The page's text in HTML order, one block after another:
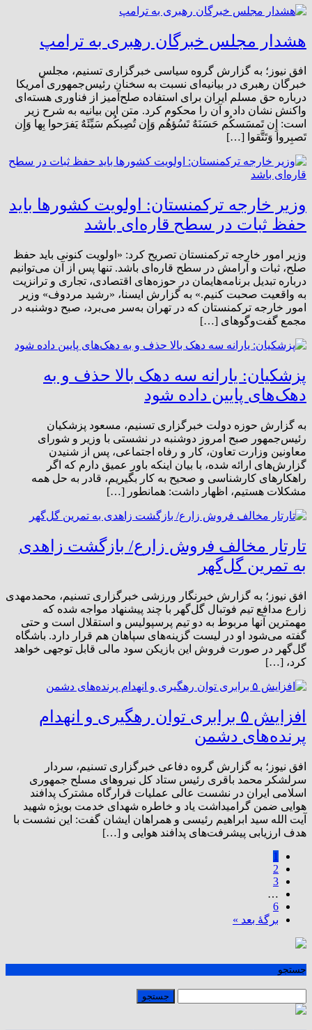
هشدار مجلس خبرگان رهبری به ترامپ
افق نیوز؛ به گزارش گروه سیاسی خبرگزاری تسنیم، مجلس
خبرگان رهبری در بیانیه‌ای نسبت به سخنان رئیس‌جمهوری آمریکا
درباره حق مسلم ایران برای استفاده صلح‌آمیز از فناوری هسته‌ای
واکنش نشان داد و آن را محکوم کرد. متن این بیانیه به شرح زیر
است: إِن تَمسَسکُم حَسَنَهٌ تَسُؤهُم وَإِن تُصِبکُم سَیِّئَهٌ یَفرَحوا بِها وَإِن
تَصبِروا وَتَتَّقوا […]
وزیر خارجه ترکمنستان: اولویت کشورها باید
حفظ ثبات در سطح قاره‌ای باشد
وزیر امور خارجه ترکمنستان تصریح کرد: «اولویت کنونی باید حفظ
صلح، ثبات و آرامش در سطح قاره‌ای باشد. تنها پس از آن می‌توانیم
درباره تبدیل برنامه‌هایمان در حوزه‌های اقتصادی، تجاری و ترانزیت
به واقعیت صحبت کنیم.» به گزارش ایسنا، «رشید مردوف» وزیر
امور خارجه ترکمنستان که در تهران به‌سر می‌برد، صبح دوشنبه در
مجمع گفت‌وگوهای […]
پزشکیان: یارانه سه دهک بالا حذف و به
دهک‌های پایین داده شود
به گزارش حوزه دولت خبرگزاری تسنیم، مسعود پزشکیان
رئیس‌جمهور صبح امروز دوشنبه در نشستی با وزیر و شورای
معاونین وزارت تعاون، کار و رفاه اجتماعی، پس از شنیدن
گزارش‌های ارائه شده، با بیان اینکه باور عمیق دارم که اگر
راهکارهای کارشناسی و صحیح به کار بگیریم، قادر به حل همه
مشکلات هستیم، اظهار داشت: همانطور […]
تارتار مخالف فروش زارع/ بازگشت زاهدی
به تمرین گل‌گهر
افق نیوز؛ به گزارش خبرنگار ورزشی خبرگزاری تسنیم، محمدمهدی
زارع مدافع تیم فوتبال گل‌گهر با چند پیشنهاد مواجه شده که
مهمترین آنها مربوط به دو تیم پرسپولیس و استقلال است و حتی
گفته می‌شود او در لیست گزینه‌های سپاهان هم قرار دارد. باشگاه
گل‌گهر در صورت فروش این بازیکن سود مالی قابل توجهی خواهد
کرد، […]
افزایش ۵ برابری توان رهگیری و انهدام
پرنده‌های دشمن
افق نیوز؛ به گزارش گروه دفاعی خبرگزاری تسنیم، سردار
سرلشکر محمد باقری رئیس ستاد کل نیروهای مسلح جمهوری
اسلامی ایران در نشست عالی عملیات قرارگاه مشترک پدافند
هوایی ضمن گرامیداشت یاد و خاطره شهدای خدمت بویژه شهید
آیت الله سید ابراهیم رئیسی و همراهان ایشان گفت: این نشست با
هدف ارزیابی پیشرفت‌های پدافند هوایی و […]
1
2
3
…
6
برگهٔ بعد »
جستجو